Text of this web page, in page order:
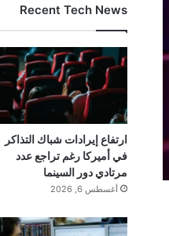
Recent Tech News
ارتفاع إيرادات شباك التذاكر
في أميركا رغم تراجع عدد
مرتادي دور السينما
أغسطس 6, 2026